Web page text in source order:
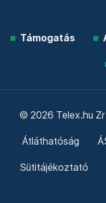
Támogatás
© 2026 Telex.hu
Átláthatóság
Sütitájékoztató